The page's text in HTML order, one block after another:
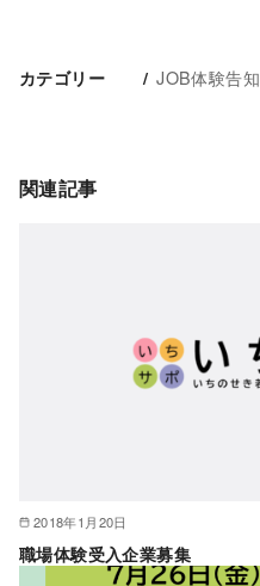
カテゴリー JOB体験告知
関連記事
2018年1月20日
職場体験受入企業募集